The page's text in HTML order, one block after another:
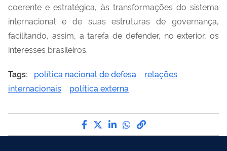
coerente e estratégica, às transformações do sistema
internacional e de suas estruturas de governança,
facilitando, assim, a tarefa de defender, no exterior, os
interesses brasileiros.
Tags: política nacional de defesa
relações
internacionais
política externa
Compartilhe por Facebook
Compartilhe por Twitter
Compartilhe por
Compartilhe por
link para Copiar